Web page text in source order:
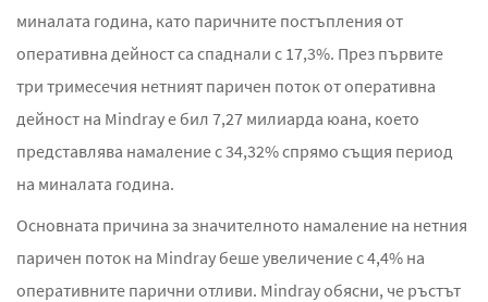
миналата година, като паричните постъпления от
оперативна дейност са спаднали с 17,3%. През първите
три тримесечия нетният паричен поток от оперативна
дейност на Mindray е бил 7,27 милиарда юана, което
представлява намаление с 34,32% спрямо същия период
на миналата година.
Основната причина за значителното намаление на нетния
паричен поток на Mindray беше увеличение с 4,4% на
оперативните парични отливи. Mindray обясни, че ръстът